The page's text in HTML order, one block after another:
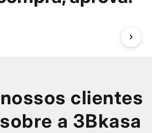
clientes
a 3Bkasa